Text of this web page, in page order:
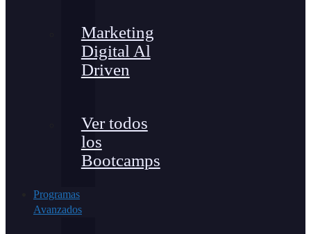
Marketing
Digital Al
Driven
Ver todos
los
Bootcamps
Programas
Avanzados